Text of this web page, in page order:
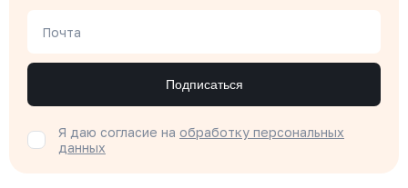
Почта
Подписаться
Я даю согласие на обработку персональных
данных